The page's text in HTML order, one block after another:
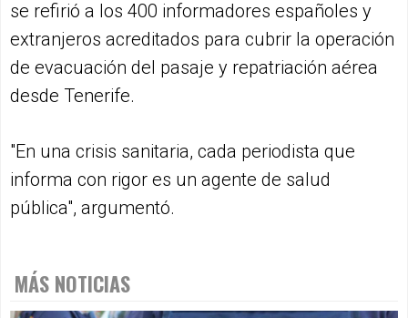
se refirió a los 400 informadores españoles y
extranjeros acreditados para cubrir la operación
de evacuación del pasaje y repatriación aérea
desde Tenerife.
"En una crisis sanitaria, cada periodista que
informa con rigor es un agente de salud
pública", argumentó.
MÁS NOTICIAS